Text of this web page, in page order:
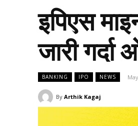
इपिएस
जारी
BANKING IPO NEWS
By Arthik Kagaj